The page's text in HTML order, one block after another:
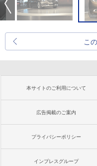
こ
本サイトのご利用について
広告掲載のご案内
プライバシーポリシー
インプレスグループ